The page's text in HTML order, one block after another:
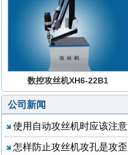
数控攻丝机XH6-22B1
公司新闻
使用自动攻丝机时应该注意
怎样防止攻丝机攻孔是攻歪